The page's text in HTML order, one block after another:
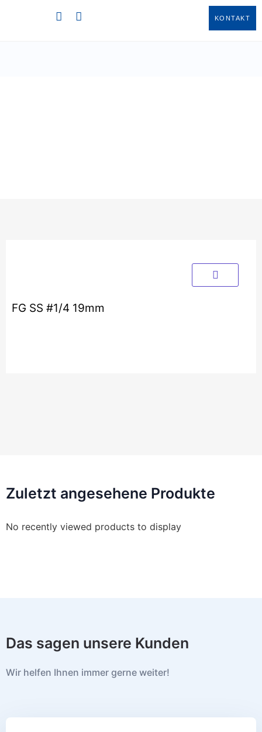
KONTAKT
FG SS #1/4 19mm
Zuletzt angesehene Produkte
No recently viewed products to display
Das sagen unsere Kunden
Wir helfen Ihnen immer gerne weiter!